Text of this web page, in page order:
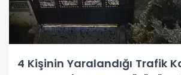
4 Kişinin Yaralandığı Trafik